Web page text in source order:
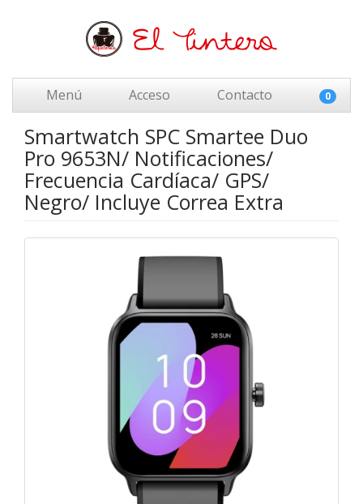
Menú Acceso Contacto 0
Smartwatch SPC Smartee Duo
Pro 9653N/ Notificaciones/
Frecuencia Cardíaca/ GPS/
Negro/ Incluye Correa Extra